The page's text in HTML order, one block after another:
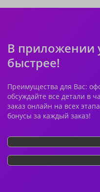
В приложении
быстрее!
Преимущества для Вас:
обсуждайте все детали в
заказ онлайн на всех
бонусы за каждый заказ!